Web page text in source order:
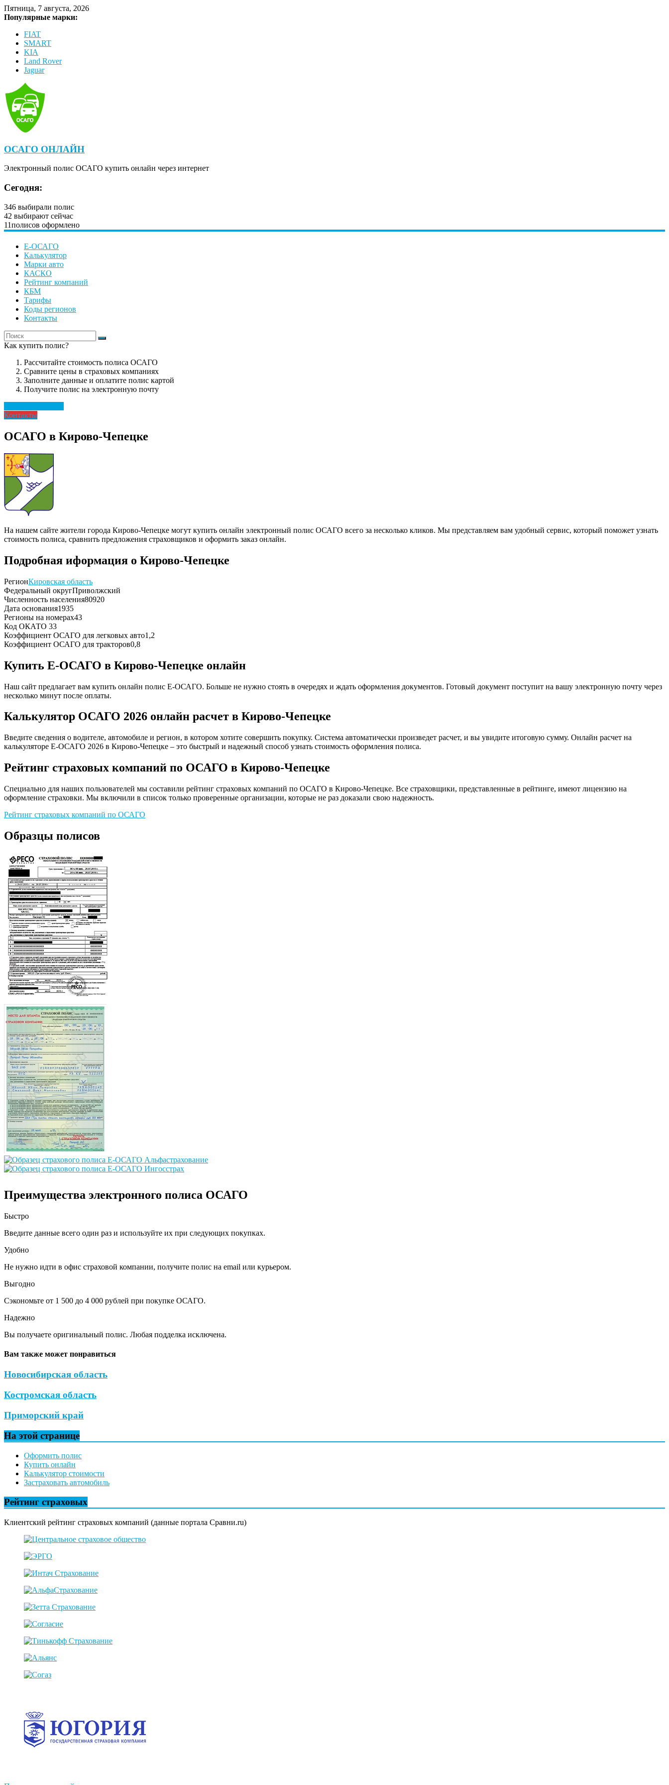
Пятница, 7 августа, 2026
Популярные марки:
FIAT
SMART
KIA
Land Rover
Jaguar
ОСАГО ОНЛАЙН
Электронный полис ОСАГО купить онлайн через интернет
Сегодня:
346 выбирали полис
42 выбирают сейчас
11полисов оформлено
Е-ОСАГО
Калькулятор
Марки авто
КАСКО
Рейтинг компаний
КБМ
Тарифы
Коды регионов
Контакты
Как купить полис?
Рассчитайте стоимость полиса ОСАГО
Сравните цены в страховых компаниях
Заполните данные и оплатите полис картой
Получите полис на электронную почту
Контакты
ОСАГО в Кирово-Чепецке
На нашем сайте жители города Кирово-Чепецке могут купить онлайн электронный полис ОСАГО всего за несколько кликов. Мы представляем вам удобный сервис, который поможет узнать
стоимость полиса, сравнить предложения страховщиков и оформить заказ онлайн.
Подробная иформация о Кирово-Чепецке
РегионКировская область
Федеральный округПриволжский
Численность населения80920
Дата основания1935
Регионы на номерах43
Код ОКАТО 33
Коэффициент ОСАГО для легковых авто1,2
Коэффициент ОСАГО для тракторов0,8
Купить Е-ОСАГО в Кирово-Чепецке онлайн
Наш сайт предлагает вам купить онлайн полис Е-ОСАГО. Больше не нужно стоять в очередях и ждать оформления документов. Готовый документ поступит на вашу электронную почту через
несколько минут после оплаты.
Калькулятор ОСАГО 2026 онлайн расчет в Кирово-Чепецке
Введите сведения о водителе, автомобиле и регион, в котором хотите совершить покупку. Система автоматически произведет расчет, и вы увидите итоговую сумму. Онлайн расчет на
калькуляторе Е-ОСАГО 2026 в Кирово-Чепецке – это быстрый и надежный способ узнать стоимость оформления полиса.
Рейтинг страховых компаний по ОСАГО в Кирово-Чепецке
Специально для наших пользователей мы составили рейтинг страховых компаний по ОСАГО в Кирово-Чепецке. Все страховщики, представленные в рейтинге, имеют лицензию на
оформление страховки. Мы включили в список только проверенные организации, которые не раз доказали свою надежность.
Рейтинг страховых компаний по ОСАГО
Образцы полисов
Преимущества электронного полиса ОСАГО
Быстро
Введите данные всего один раз и используйте их при следующих покупках.
Удобно
Не нужно идти в офис страховой компании, получите полис на email или курьером.
Выгодно
Сэкономьте от 1 500 до 4 000 рублей при покупке ОСАГО.
Надежно
Вы получаете оригинальный полис. Любая подделка исключена.
Вам также может понравиться
Новосибирская область
Костромская область
Приморский край
На этой странице
Оформить полис
Купить онлайн
Калькулятор стоимости
Застраховать автомобиль
Рейтинг страховых
Клиентский рейтинг страховых компаний (данные портала Сравни.ru)